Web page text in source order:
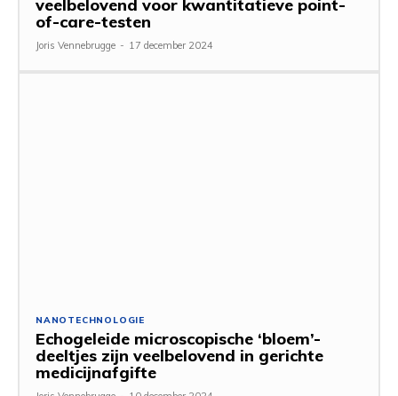
veelbelovend voor kwantitatieve point-
of-care-testen
Joris Vennebrugge - 17 december 2024
NANOTECHNOLOGIE
Echogeleide microscopische ‘bloem’-
deeltjes zijn veelbelovend in gerichte
medicijnafgifte